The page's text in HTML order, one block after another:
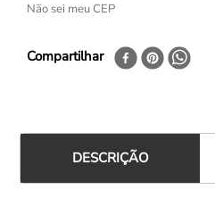
Não sei meu CEP
Compartilhar
DESCRIÇÃO